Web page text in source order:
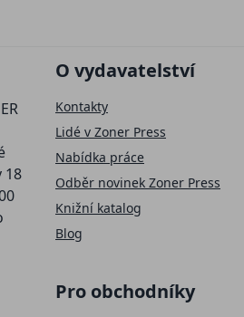
18
O vydavatelství
Kontakty
Lidé v Zoner Press
Nabídka práce
Odběr novinek Zoner Press
Knižní katalog
Blog
Pro obchodníky